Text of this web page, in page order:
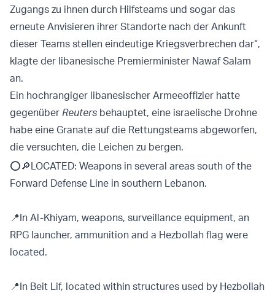
Zugangs zu ihnen durch Hilfsteams und sogar das
erneute Anvisieren ihrer Standorte nach der Ankunft
dieser Teams stellen eindeutige Kriegsverbrechen dar“,
klagte der libanesische Premierminister Nawaf Salam
an.
Ein hochrangiger libanesischer Armeeoffizier hatte
gegenüber Reuters behauptet, eine israelische Drohne
habe eine Granate auf die Rettungsteams abgeworfen,
die versuchten, die Leichen zu bergen.
⭕️🔎LOCATED: Weapons in several areas south of the
Forward Defense Line in southern Lebanon.
📍In Al-Khiyam, weapons, surveillance equipment, an
RPG launcher, ammunition and a Hezbollah flag were
located.
📍In Beit Lif, located within structures used by Hezbollah